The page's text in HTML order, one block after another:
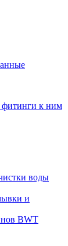
фитинги к ним
воды
и
BWT